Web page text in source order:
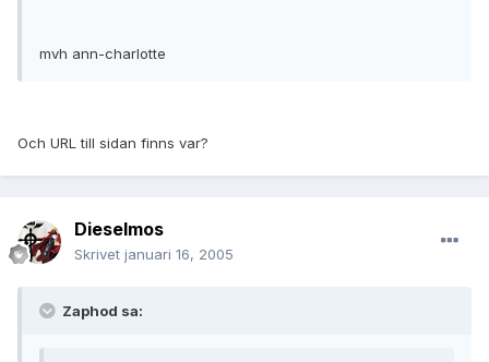
mvh ann-charlotte
Och URL till sidan finns var?
Dieselmos
Skrivet januari 16, 2005
Zaphod sa: